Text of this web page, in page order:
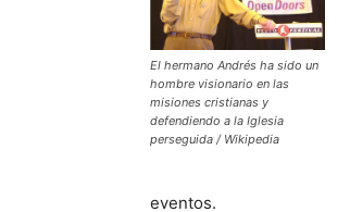
El hermano Andrés ha sido un
hombre visionario en las
misiones cristianas y
defendiendo a la Iglesia
perseguida / Wikipedia
eventos.